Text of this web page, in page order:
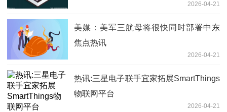
2026-04-21
美媒：美军三航母将很快同时部署中东
焦点热讯
2026-04-21
热讯:三星电子联手宜家拓展SmartThings
物联网平台
2026-04-21